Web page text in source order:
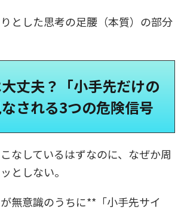
とした思考の足腰（本質）の部分
丈夫？「小手先だけの
される3つの危険信号
なしているはずなのに、なぜか周
としない。
無意識のうちに**「小手先サイ